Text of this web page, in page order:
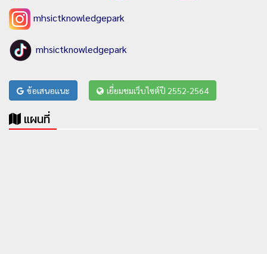
mhsictknowledgepark
mhsictknowledgepark
ข้อเสนอแนะ เยี่ยมชมเว็บไซต์ปี 2552-2564
แผนที่